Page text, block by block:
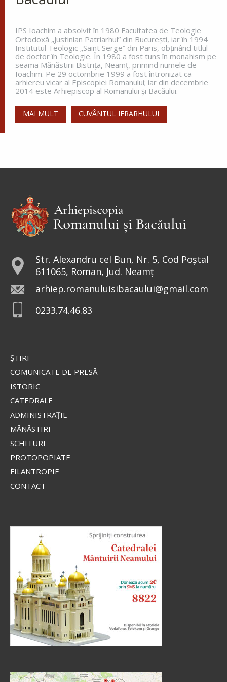
Apostolul zilei
Fraților, vă îndemn, pentru Domnul nostru Iisus
Hristos și pentru iubirea Duhului Sfânt, ca
împreună cu mine, să luptați în rugăciuni către
Dumnezeu pentru mine, ca să scap de...
Ap. Romani 15, 30-33
Ev. Matei 17, 24-27; 18, 1-4
Preia articolele Doxologia în site-ul tău!
IPS Ioachim a absolvit în 1980 Facultatea de Teologie
Ortodoxă „Justinian Patriarhul” din Bucureşti, iar în 1994
Institutul Teologic „Saint Serge” din Paris, obţinând titlul
de doctor în Teologie. În 1980 a fost tuns în monahism pe
seama Mănăstirii Bistriţa, Neamţ, primind numele de
Ioachim. Pe 29 octombrie 1999 a fost întronizat ca
arhiereu vicar al Episcopiei Romanului; iar din decembrie
2014 este Arhiepiscop al Romanului și Bacăului.
MAI MULT CUVÂNTUL IERARHULUI
Str. Alexandru cel Bun, Nr. 5, Cod Poștal
611065, Roman, Jud. Neamț
arhiep.romanuluisibacaului@gmail.com
0233.74.46.83
ŞTIRI
COMUNICATE DE PRESĂ
ISTORIC
CATEDRALE
ADMINISTRAŢIE
MĂNĂSTIRI
SCHITURI
PROTOPOPIATE
FILANTROPIE
CONTACT